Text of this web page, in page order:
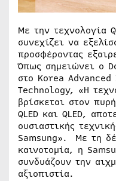
Με την τεχνολογία
συνεχίζει να
προσφέροντας
Όπως σημειώνει ο
στο Korea
Technology, «Η
βρίσκεται στον
QLED και QLED,
ουσιαστικής
Samsung». Με τη
καινοτομία, η
συνδυάζουν την
αξιοπιστία.